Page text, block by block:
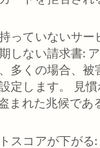
っていないサー
しない請求書:ア
多くの場合、被
定します。 見
まれた兆候であ
スコアが下がる: